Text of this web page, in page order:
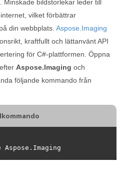
Minskade bildstorlekar leder till
vilket förbättrar
din webbplats. Aspose.Imaging
kraftfullt och lättanvänt API
för C#-plattformen. Öppna
Aspose.Imaging och
följande kommando från